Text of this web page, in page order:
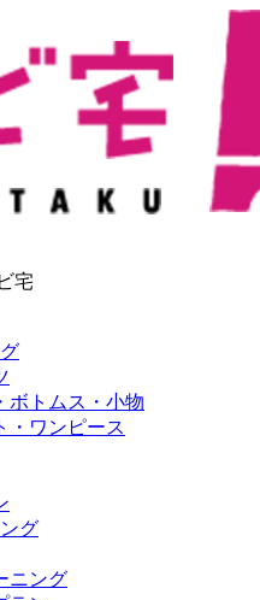
宅
ボトムス・小物
・ワンピース
グ
ニング